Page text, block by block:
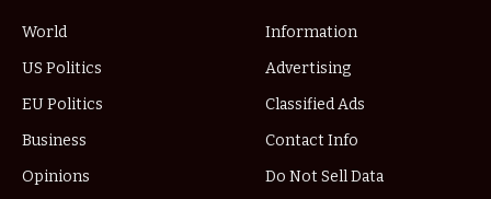
World
US Politics
EU Politics
Business
Opinions
Information
Advertising
Classified Ads
Contact Info
Do Not Sell Data